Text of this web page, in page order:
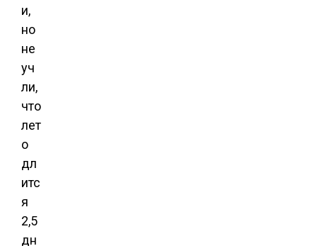
и,
но
не
уч
ли,
что
лет
о
дл
итс
я
2,5
дн